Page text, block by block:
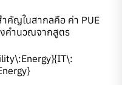
คัญในสากลคือ ค่า PUE
งคำนวณจากสูตร